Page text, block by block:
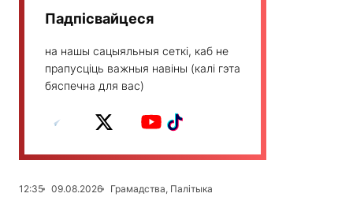
Падпісвайцеся
на нашы сацыяльныя сеткі, каб не
прапусціць важныя навіны (калі гэта
бяспечна для вас)
12:35 09.08.2026
Грамадства, Палітыка